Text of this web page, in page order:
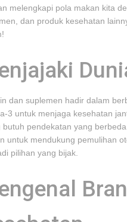
melengkapi pola makan kita
dan produk kesehatan
dan suplemen hadir dalam
3 untuk menjaga kesehatan
butuh pendekatan yang
untuk mendukung pemulihan
pilihan yang bijak.